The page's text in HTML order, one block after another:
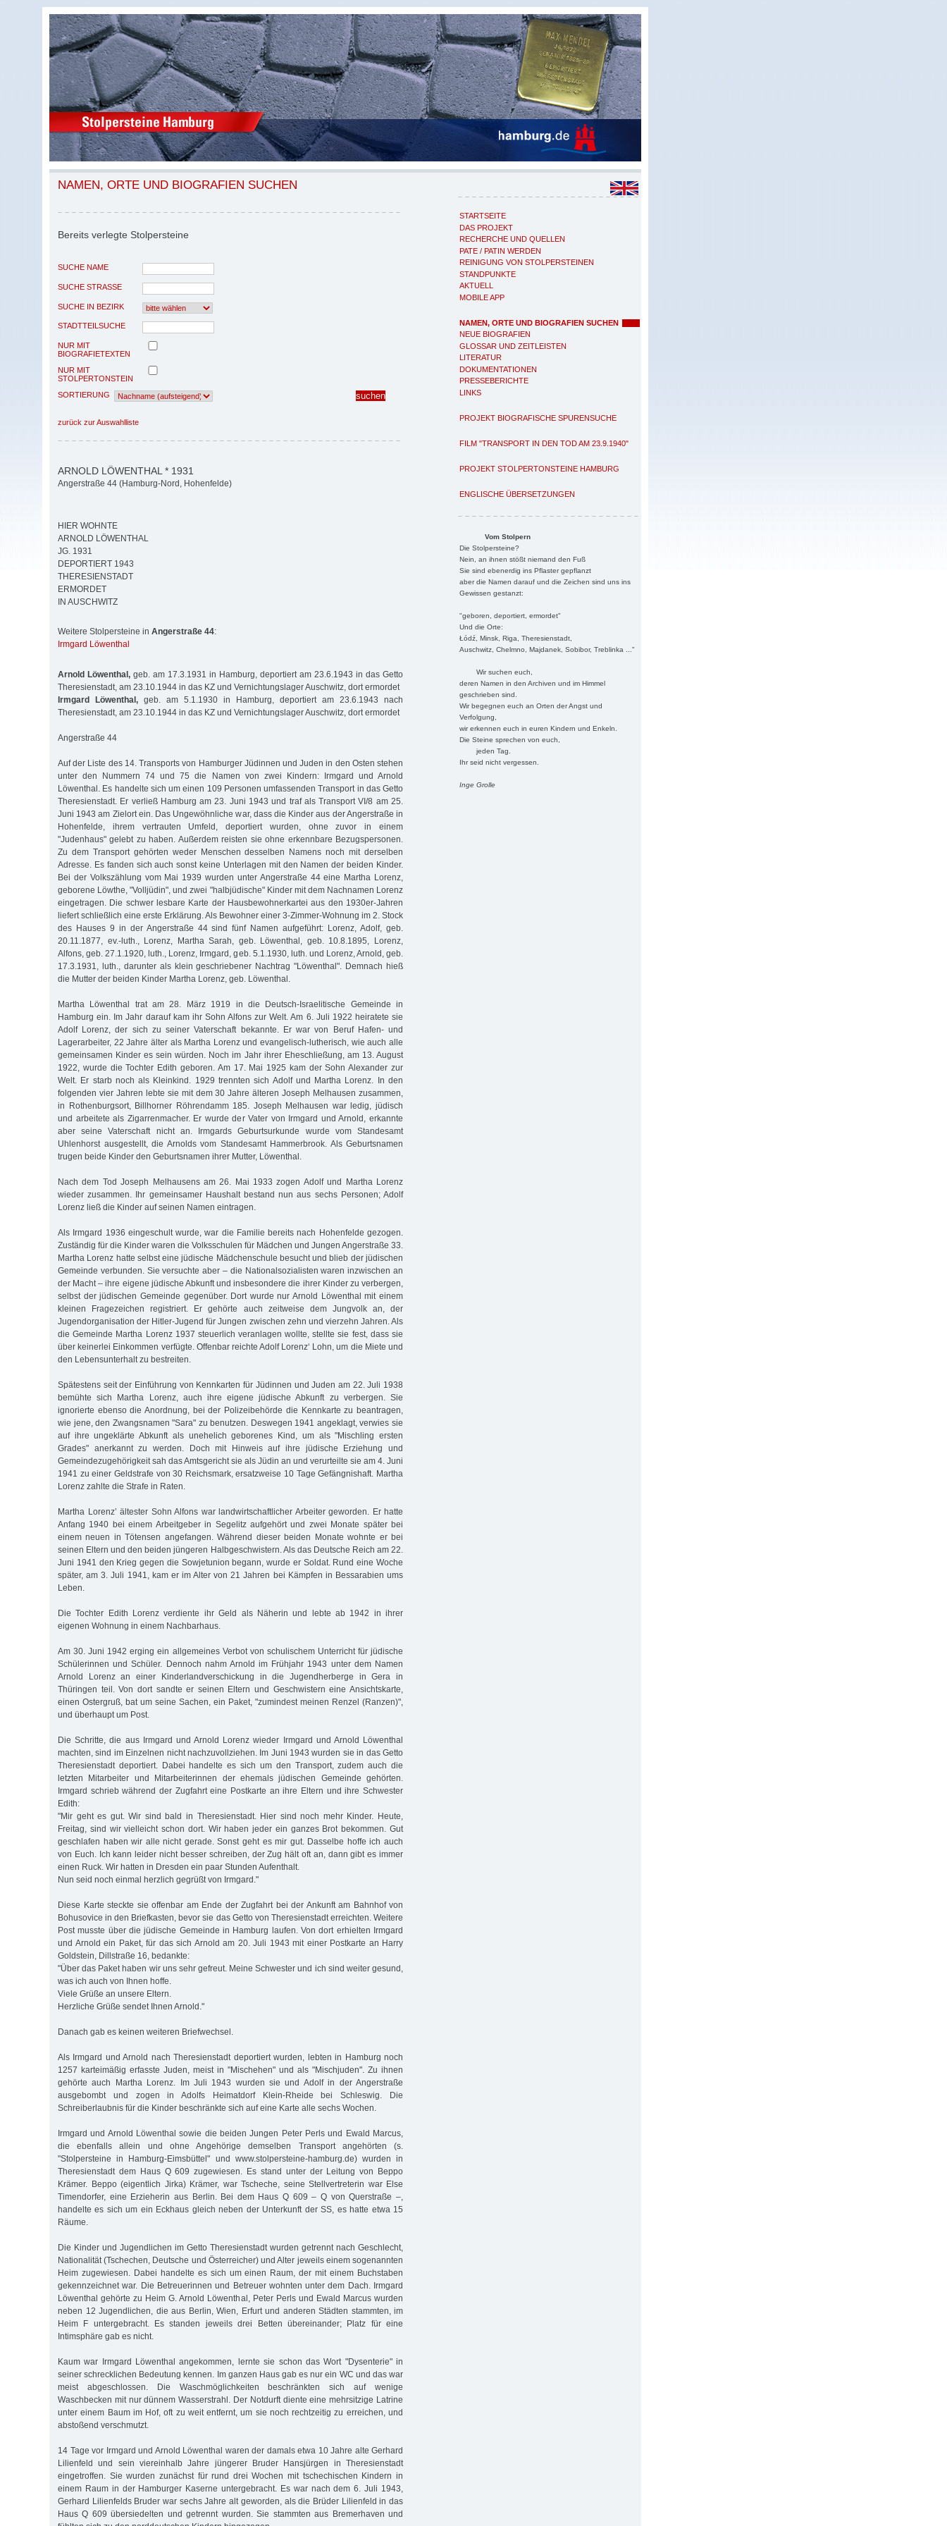
STARTSEITE
DAS PROJEKT
RECHERCHE UND QUELLEN
PATE / PATIN WERDEN
REINIGUNG VON STOLPERSTEINEN
STANDPUNKTE
AKTUELL
MOBILE APP
NAMEN, ORTE UND BIOGRAFIEN SUCHEN
NEUE BIOGRAFIEN
GLOSSAR UND ZEITLEISTEN
LITERATUR
DOKUMENTATIONEN
PRESSEBERICHTE
LINKS
PROJEKT BIOGRAFISCHE SPURENSUCHE
FILM "TRANSPORT IN DEN TOD AM 23.9.1940"
PROJEKT STOLPERTONSTEINE HAMBURG
ENGLISCHE ÜBERSETZUNGEN
Vom Stolpern
Die Stolpersteine?
Nein, an ihnen stößt niemand den Fuß
Sie sind ebenerdig ins Pflaster gepflanzt
aber die Namen darauf und die Zeichen sind uns ins
Gewissen gestanzt:
"geboren, deportiert, ermordet"
Und die Orte:
Łódź, Minsk, Riga, Theresienstadt,
Auschwitz, Chelmno, Majdanek, Sobibor, Treblinka ..."
Wir suchen euch,
deren Namen in den Archiven und im Himmel
geschrieben sind.
Wir begegnen euch an Orten der Angst und
Verfolgung,
wir erkennen euch in euren Kindern und Enkeln.
Die Steine sprechen von euch,
jeden Tag.
Ihr seid nicht vergessen.
Inge Grolle
NAMEN, ORTE UND BIOGRAFIEN SUCHEN
Bereits verlegte Stolpersteine
SUCHE NAME
SUCHE STRASSE
SUCHE IN BEZIRK
STADTTEILSUCHE
NUR MIT
BIOGRAFIETEXTEN
NUR MIT
STOLPERTONSTEIN
SORTIERUNG
zurück zur Auswahlliste
ARNOLD LÖWENTHAL * 1931
Angerstraße 44 (Hamburg-Nord, Hohenfelde)
HIER WOHNTE
ARNOLD LÖWENTHAL
JG. 1931
DEPORTIERT 1943
THERESIENSTADT
ERMORDET
IN AUSCHWITZ
Weitere Stolpersteine in Angerstraße 44:
Irmgard Löwenthal
Arnold Löwenthal, geb. am 17.3.1931 in Hamburg, deportiert am 23.6.1943 in das Getto
Theresienstadt, am 23.10.1944 in das KZ und Vernichtungslager Auschwitz, dort ermordet
Irmgard Löwenthal, geb. am 5.1.1930 in Hamburg, deportiert am 23.6.1943 nach
Theresienstadt, am 23.10.1944 in das KZ und Vernichtungslager Auschwitz, dort ermordet
Angerstraße 44
Auf der Liste des 14. Transports von Hamburger Jüdinnen und Juden in den Osten stehen
unter den Nummern 74 und 75 die Namen von zwei Kindern: Irmgard und Arnold
Löwenthal. Es handelte sich um einen 109 Personen umfassenden Transport in das Getto
Theresienstadt. Er verließ Hamburg am 23. Juni 1943 und traf als Transport VI/8 am 25.
Juni 1943 am Zielort ein. Das Ungewöhnliche war, dass die Kinder aus der Angerstraße in
Hohenfelde, ihrem vertrauten Umfeld, deportiert wurden, ohne zuvor in einem
"Judenhaus" gelebt zu haben. Außerdem reisten sie ohne erkennbare Bezugspersonen.
Zu dem Transport gehörten weder Menschen desselben Namens noch mit derselben
Adresse. Es fanden sich auch sonst keine Unterlagen mit den Namen der beiden Kinder.
Bei der Volkszählung vom Mai 1939 wurden unter Angerstraße 44 eine Martha Lorenz,
geborene Löwthe, "Volljüdin", und zwei "halbjüdische" Kinder mit dem Nachnamen Lorenz
eingetragen. Die schwer lesbare Karte der Hausbewohnerkartei aus den 1930er-Jahren
liefert schließlich eine erste Erklärung. Als Bewohner einer 3-Zimmer-Wohnung im 2. Stock
des Hauses 9 in der Angerstraße 44 sind fünf Namen aufgeführt: Lorenz, Adolf, geb.
20.11.1877, ev.-luth., Lorenz, Martha Sarah, geb. Löwenthal, geb. 10.8.1895, Lorenz,
Alfons, geb. 27.1.1920, luth., Lorenz, Irmgard, geb. 5.1.1930, luth. und Lorenz, Arnold, geb.
17.3.1931, luth., darunter als klein geschriebener Nachtrag "Löwenthal". Demnach hieß
die Mutter der beiden Kinder Martha Lorenz, geb. Löwenthal.
Martha Löwenthal trat am 28. März 1919 in die Deutsch-Israelitische Gemeinde in
Hamburg ein. Im Jahr darauf kam ihr Sohn Alfons zur Welt. Am 6. Juli 1922 heiratete sie
Adolf Lorenz, der sich zu seiner Vaterschaft bekannte. Er war von Beruf Hafen- und
Lagerarbeiter, 22 Jahre älter als Martha Lorenz und evangelisch-lutherisch, wie auch alle
gemeinsamen Kinder es sein würden. Noch im Jahr ihrer Eheschließung, am 13. August
1922, wurde die Tochter Edith geboren. Am 17. Mai 1925 kam der Sohn Alexander zur
Welt. Er starb noch als Kleinkind. 1929 trennten sich Adolf und Martha Lorenz. In den
folgenden vier Jahren lebte sie mit dem 30 Jahre älteren Joseph Melhausen zusammen,
in Rothenburgsort, Billhorner Röhrendamm 185. Joseph Melhausen war ledig, jüdisch
und arbeitete als Zigarrenmacher. Er wurde der Vater von Irmgard und Arnold, erkannte
aber seine Vaterschaft nicht an. Irmgards Geburtsurkunde wurde vom Standesamt
Uhlenhorst ausgestellt, die Arnolds vom Standesamt Hammerbrook. Als Geburtsnamen
trugen beide Kinder den Geburtsnamen ihrer Mutter, Löwenthal.
Nach dem Tod Joseph Melhausens am 26. Mai 1933 zogen Adolf und Martha Lorenz
wieder zusammen. Ihr gemeinsamer Haushalt bestand nun aus sechs Personen; Adolf
Lorenz ließ die Kinder auf seinen Namen eintragen.
Als Irmgard 1936 eingeschult wurde, war die Familie bereits nach Hohenfelde gezogen.
Zuständig für die Kinder waren die Volksschulen für Mädchen und Jungen Angerstraße 33.
Martha Lorenz hatte selbst eine jüdische Mädchenschule besucht und blieb der jüdischen
Gemeinde verbunden. Sie versuchte aber – die Nationalsozialisten waren inzwischen an
der Macht – ihre eigene jüdische Abkunft und insbesondere die ihrer Kinder zu verbergen,
selbst der jüdischen Gemeinde gegenüber. Dort wurde nur Arnold Löwenthal mit einem
kleinen Fragezeichen registriert. Er gehörte auch zeitweise dem Jungvolk an, der
Jugendorganisation der Hitler-Jugend für Jungen zwischen zehn und vierzehn Jahren. Als
die Gemeinde Martha Lorenz 1937 steuerlich veranlagen wollte, stellte sie fest, dass sie
über keinerlei Einkommen verfügte. Offenbar reichte Adolf Lorenz‘ Lohn, um die Miete und
den Lebensunterhalt zu bestreiten.
Spätestens seit der Einführung von Kennkarten für Jüdinnen und Juden am 22. Juli 1938
bemühte sich Martha Lorenz, auch ihre eigene jüdische Abkunft zu verbergen. Sie
ignorierte ebenso die Anordnung, bei der Polizeibehörde die Kennkarte zu beantragen,
wie jene, den Zwangsnamen "Sara" zu benutzen. Deswegen 1941 angeklagt, verwies sie
auf ihre ungeklärte Abkunft als unehelich geborenes Kind, um als "Mischling ersten
Grades" anerkannt zu werden. Doch mit Hinweis auf ihre jüdische Erziehung und
Gemeindezugehörigkeit sah das Amtsgericht sie als Jüdin an und verurteilte sie am 4. Juni
1941 zu einer Geldstrafe von 30 Reichsmark, ersatzweise 10 Tage Gefängnishaft. Martha
Lorenz zahlte die Strafe in Raten.
Martha Lorenz’ ältester Sohn Alfons war landwirtschaftlicher Arbeiter geworden. Er hatte
Anfang 1940 bei einem Arbeitgeber in Segelitz aufgehört und zwei Monate später bei
einem neuen in Tötensen angefangen. Während dieser beiden Monate wohnte er bei
seinen Eltern und den beiden jüngeren Halbgeschwistern. Als das Deutsche Reich am 22.
Juni 1941 den Krieg gegen die Sowjetunion begann, wurde er Soldat. Rund eine Woche
später, am 3. Juli 1941, kam er im Alter von 21 Jahren bei Kämpfen in Bessarabien ums
Leben.
Die Tochter Edith Lorenz verdiente ihr Geld als Näherin und lebte ab 1942 in ihrer
eigenen Wohnung in einem Nachbarhaus.
Am 30. Juni 1942 erging ein allgemeines Verbot von schulischem Unterricht für jüdische
Schülerinnen und Schüler. Dennoch nahm Arnold im Frühjahr 1943 unter dem Namen
Arnold Lorenz an einer Kinderlandverschickung in die Jugendherberge in Gera in
Thüringen teil. Von dort sandte er seinen Eltern und Geschwistern eine Ansichtskarte,
einen Ostergruß, bat um seine Sachen, ein Paket, "zumindest meinen Renzel (Ranzen)",
und überhaupt um Post.
Die Schritte, die aus Irmgard und Arnold Lorenz wieder Irmgard und Arnold Löwenthal
machten, sind im Einzelnen nicht nachzuvollziehen. Im Juni 1943 wurden sie in das Getto
Theresienstadt deportiert. Dabei handelte es sich um den Transport, zudem auch die
letzten Mitarbeiter und Mitarbeiterinnen der ehemals jüdischen Gemeinde gehörten.
Irmgard schrieb während der Zugfahrt eine Postkarte an ihre Eltern und ihre Schwester
Edith:
"Mir geht es gut. Wir sind bald in Theresienstadt. Hier sind noch mehr Kinder. Heute,
Freitag, sind wir vielleicht schon dort. Wir haben jeder ein ganzes Brot bekommen. Gut
geschlafen haben wir alle nicht gerade. Sonst geht es mir gut. Dasselbe hoffe ich auch
von Euch. Ich kann leider nicht besser schreiben, der Zug hält oft an, dann gibt es immer
einen Ruck. Wir hatten in Dresden ein paar Stunden Aufenthalt.
Nun seid noch einmal herzlich gegrüßt von Irmgard."
Diese Karte steckte sie offenbar am Ende der Zugfahrt bei der Ankunft am Bahnhof von
Bohusovice in den Briefkasten, bevor sie das Getto von Theresienstadt erreichten. Weitere
Post musste über die jüdische Gemeinde in Hamburg laufen. Von dort erhielten Irmgard
und Arnold ein Paket, für das sich Arnold am 20. Juli 1943 mit einer Postkarte an Harry
Goldstein, Dillstraße 16, bedankte:
"Über das Paket haben wir uns sehr gefreut. Meine Schwester und ich sind weiter gesund,
was ich auch von Ihnen hoffe.
Viele Grüße an unsere Eltern.
Herzliche Grüße sendet Ihnen Arnold."
Danach gab es keinen weiteren Briefwechsel.
Als Irmgard und Arnold nach Theresienstadt deportiert wurden, lebten in Hamburg noch
1257 karteimäßig erfasste Juden, meist in "Mischehen" und als "Mischjuden". Zu ihnen
gehörte auch Martha Lorenz. Im Juli 1943 wurden sie und Adolf in der Angerstraße
ausgebombt und zogen in Adolfs Heimatdorf Klein-Rheide bei Schleswig. Die
Schreiberlaubnis für die Kinder beschränkte sich auf eine Karte alle sechs Wochen.
Irmgard und Arnold Löwenthal sowie die beiden Jungen Peter Perls und Ewald Marcus,
die ebenfalls allein und ohne Angehörige demselben Transport angehörten (s.
"Stolpersteine in Hamburg-Eimsbüttel" und www.stolpersteine-hamburg.de) wurden in
Theresienstadt dem Haus Q 609 zugewiesen. Es stand unter der Leitung von Beppo
Krämer. Beppo (eigentlich Jirka) Krämer, war Tscheche, seine Stellvertreterin war Else
Timendorfer, eine Erzieherin aus Berlin. Bei dem Haus Q 609 – Q von Querstraße –,
handelte es sich um ein Eckhaus gleich neben der Unterkunft der SS, es hatte etwa 15
Räume.
Die Kinder und Jugendlichen im Getto Theresienstadt wurden getrennt nach Geschlecht,
Nationalität (Tschechen, Deutsche und Österreicher) und Alter jeweils einem sogenannten
Heim zugewiesen. Dabei handelte es sich um einen Raum, der mit einem Buchstaben
gekennzeichnet war. Die Betreuerinnen und Betreuer wohnten unter dem Dach. Irmgard
Löwenthal gehörte zu Heim G. Arnold Löwenthal, Peter Perls und Ewald Marcus wurden
neben 12 Jugendlichen, die aus Berlin, Wien, Erfurt und anderen Städten stammten, im
Heim F untergebracht. Es standen jeweils drei Betten übereinander; Platz für eine
Intimsphäre gab es nicht.
Kaum war Irmgard Löwenthal angekommen, lernte sie schon das Wort "Dysenterie" in
seiner schrecklichen Bedeutung kennen. Im ganzen Haus gab es nur ein WC und das war
meist abgeschlossen. Die Waschmöglichkeiten beschränkten sich auf wenige
Waschbecken mit nur dünnem Wasserstrahl. Der Notdurft diente eine mehrsitzige Latrine
unter einem Baum im Hof, oft zu weit entfernt, um sie noch rechtzeitig zu erreichen, und
abstoßend verschmutzt.
14 Tage vor Irmgard und Arnold Löwenthal waren der damals etwa 10 Jahre alte Gerhard
Lilienfeld und sein viereinhalb Jahre jüngerer Bruder Hansjürgen in Theresienstadt
eingetroffen. Sie wurden zunächst für rund drei Wochen mit tschechischen Kindern in
einem Raum in der Hamburger Kaserne untergebracht. Es war nach dem 6. Juli 1943,
Gerhard Lilienfelds Bruder war sechs Jahre alt geworden, als die Brüder Lilienfeld in das
Haus Q 609 übersiedelten und getrennt wurden. Sie stammten aus Bremerhaven und